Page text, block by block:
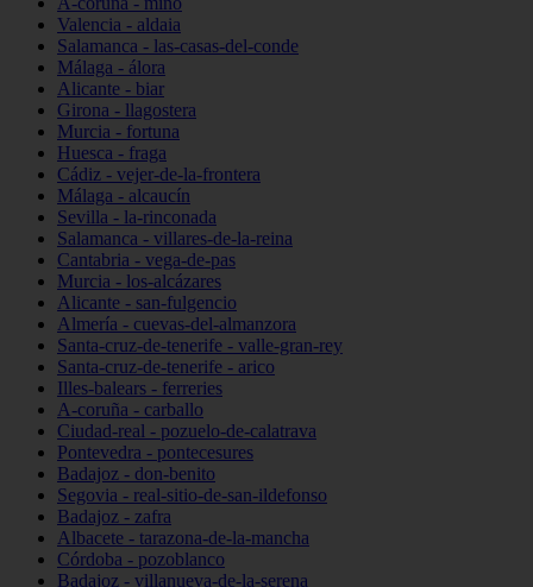
Valencia - aldaia
Salamanca - las-casas-del-conde
Málaga - álora
Alicante - biar
Girona - llagostera
Murcia - fortuna
Huesca - fraga
Cádiz - vejer-de-la-frontera
Málaga - alcaucín
Sevilla - la-rinconada
Salamanca - villares-de-la-reina
Cantabria - vega-de-pas
Murcia - los-alcázares
Alicante - san-fulgencio
Almería - cuevas-del-almanzora
Santa-cruz-de-tenerife - valle-gran-rey
Santa-cruz-de-tenerife - arico
Illes-balears - ferreries
A-coruña - carballo
Ciudad-real - pozuelo-de-calatrava
Pontevedra - pontecesures
Badajoz - don-benito
Segovia - real-sitio-de-san-ildefonso
Badajoz - zafra
Albacete - tarazona-de-la-mancha
Córdoba - pozoblanco
Badajoz - villanueva-de-la-serena